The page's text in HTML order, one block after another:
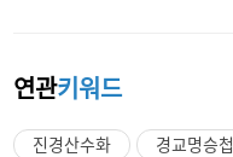
연관키워드
진경산수화
경교명승첩